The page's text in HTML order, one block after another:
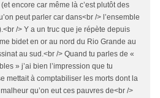
encore car même là c’est plutôt des
peut parler car dans<br /> l’ensemble
/> Y a un truc que je répète depuis
bidet en or au nord du Rio Grande au
au sud.<br /> Quand tu parles de «
» j’ai bien l’impression que tu
mettait à comptabiliser les morts dont la
qu’on eut ces pauvres de<br />